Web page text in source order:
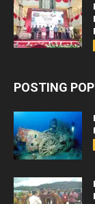
POSTING